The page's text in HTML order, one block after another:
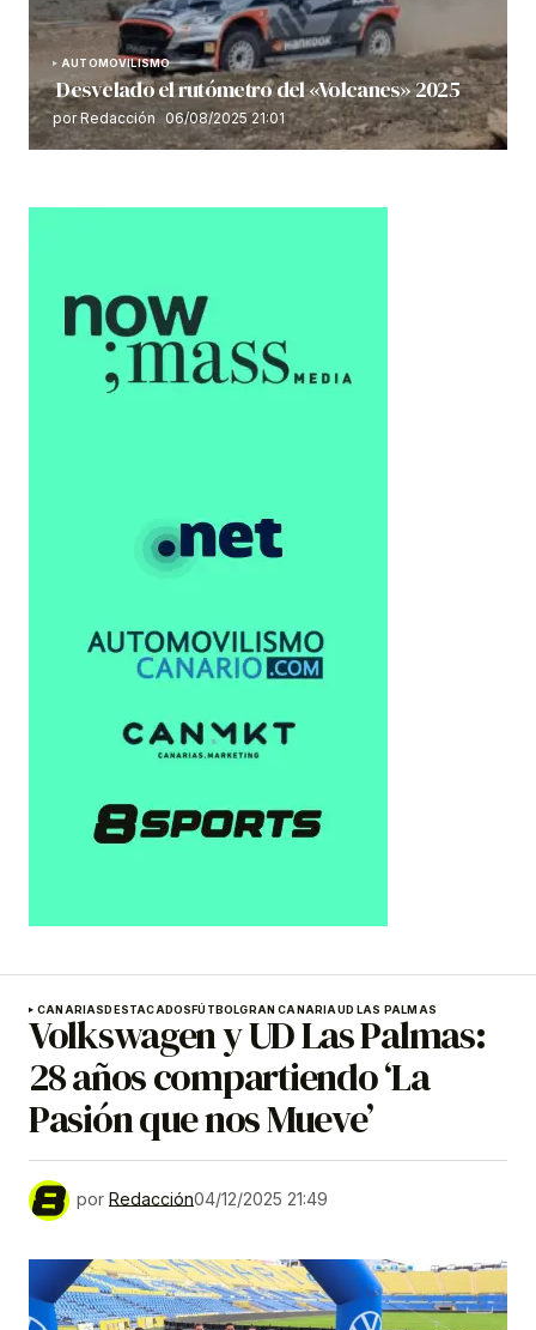
AUTOMOVILISMO
Desvelado el rutómetro del «Volcanes» 2025
por Redacción 06/08/2025 21:01
CANARIASDESTACADOSFÚTBOLGRAN CANARIAUD LAS PALMAS
Volkswagen y UD Las Palmas:
28 años compartiendo ‘La
Pasión que nos Mueve’
por Redacción04/12/2025 21:49